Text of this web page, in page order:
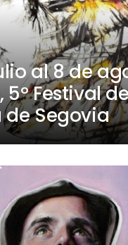
al 8 de
5º Festival
de Segovia